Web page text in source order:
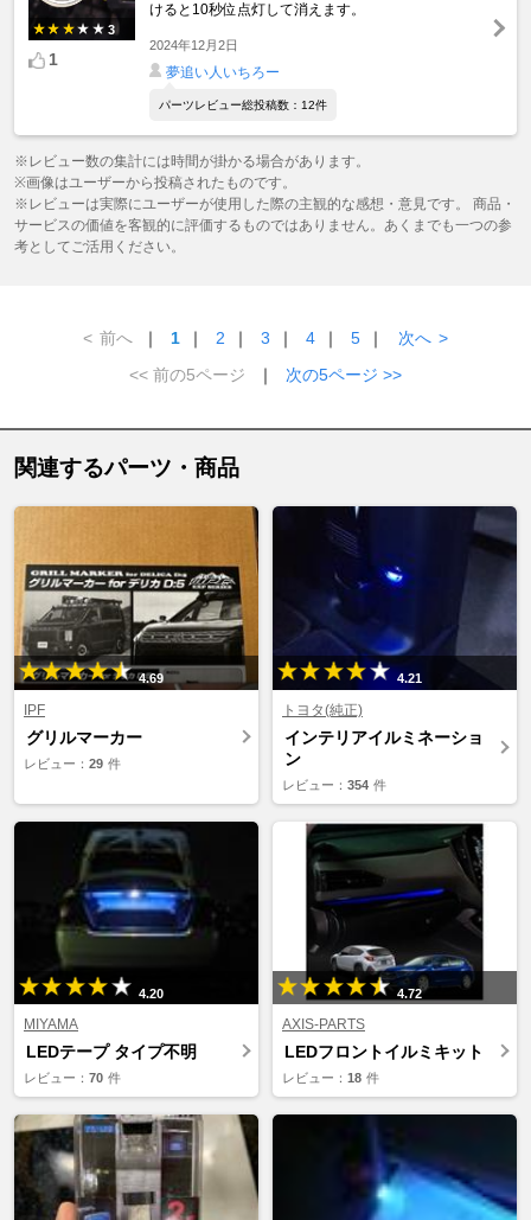
3
1
けると10秒位点灯して消えます。
2024年12月2日
夢追い人いちろー
パーツレビュー総投稿数：12件
※レビュー数の集計には時間が掛かる場合があります。
※画像はユーザーから投稿されたものです。
※レビューは実際にユーザーが使用した際の主観的な感想・意見です。 商品・
サービスの価値を客観的に評価するものではありません。あくまでも一つの参
考としてご活用ください。
< 前へ ｜ 1 ｜ 2 ｜ 3 ｜ 4 ｜ 5 ｜ 次へ >
<< 前の5ページ
｜ 次の5ページ >>
関連するパーツ・商品
4.69
IPF
グリルマーカー
レビュー： 29 件
4.21
トヨタ(純正)
インテリアイルミネーショ
ン
レビュー： 354 件
4.20
MIYAMA
LEDテープ タイプ不明
レビュー： 70 件
4.72
AXIS-PARTS
LEDフロントイルミキット
レビュー： 18 件